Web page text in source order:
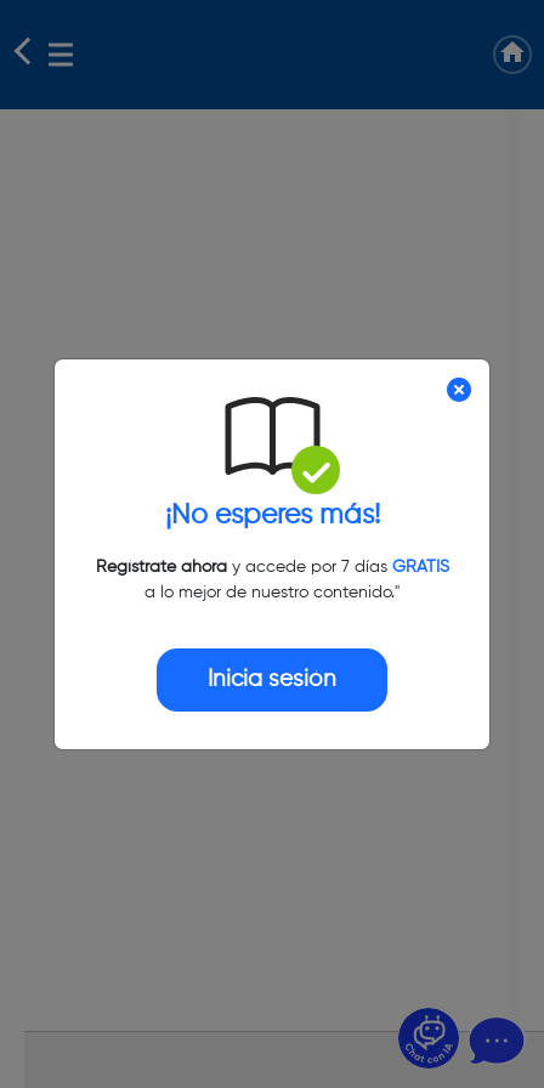
¡No esperes más!
Regístrate ahoray accede por 7 días GRATIS
a lo mejor de nuestro contenido."
Inicia sesión